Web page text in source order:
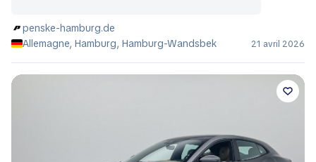
penske-hamburg.de
Allemagne, Hamburg, Hamburg-Wandsbek
21 avril 2026